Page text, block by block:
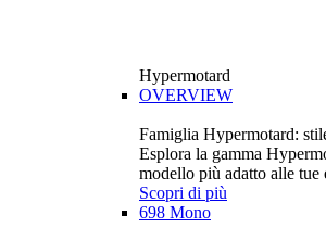
Hypermotard
OVERVIEW
Famiglia Hypermotard:
Esplora la gamma
modello più adatto alle tue
Scopri di più
698 Mono